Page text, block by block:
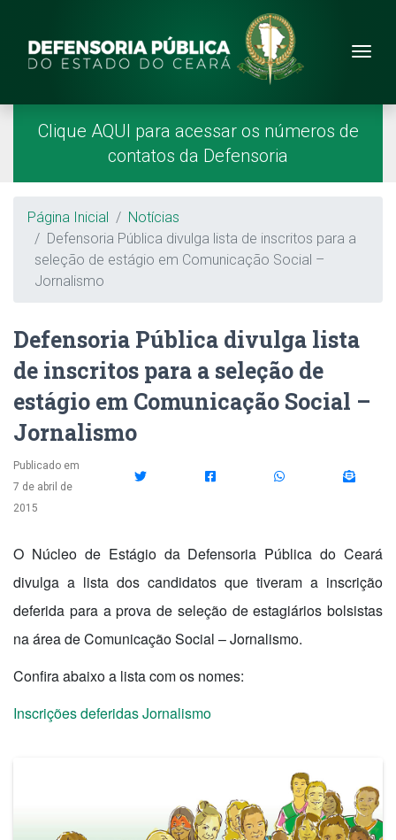
Site da Defensoria
Menu Principal
Página Inicial
Clique AQUI para acessar os números de
contatos da Defensoria
Breadcrumb
Página Inicial
Notícias
Defensoria Pública divulga lista de inscritos para a
seleção de estágio em Comunicação Social –
Jornalismo
Defensoria Pública divulga lista
de inscritos para a seleção de
estágio em Comunicação Social –
Jornalismo
Publicado em
7 de abril de
2015
O Núcleo de Estágio da Defensoria Pública do Ceará
divulga a lista dos candidatos que tiveram a inscrição
deferida para a prova de seleção de estagiários bolsistas
na área de Comunicação Social – Jornalismo.
Confira abaixo a lista com os nomes:
Inscrições deferidas Jornalismo